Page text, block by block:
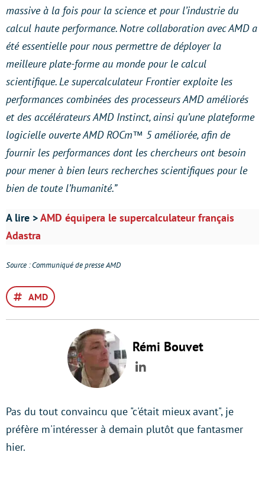
massive à la fois pour la science et pour l’industrie du
calcul haute performance. Notre collaboration avec AMD a
été essentielle pour nous permettre de déployer la
meilleure plate-forme au monde pour le calcul
scientifique. Le supercalculateur Frontier exploite les
performances combinées des processeurs AMD améliorés
et des accélérateurs AMD Instinct, ainsi qu’une plateforme
logicielle ouverte AMD ROCm™ 5 améliorée, afin de
fournir les performances dont les chercheurs ont besoin
pour mener à bien leurs recherches scientifiques pour le
bien de toute l’humanité.”
A lire >AMD équipera le supercalculateur français
Adastra
Source : Communiqué de presse AMD
AMD
Rémi Bouvet
LinkedIn
Pas du tout convaincu que "c'était mieux avant", je
préfère m'intéresser à demain plutôt que fantasmer
hier.